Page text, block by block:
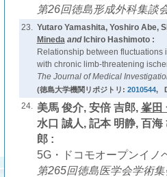
第26回徳島形成外科集談
23. Yutaro Yamashita, Yoshiro Abe,
Minedaand Ichiro Hashimoto :
Relationship between
with chronic limb-threatening
The Journal of Medical
(徳島大学機関リポジトリ: 2010544,
24. 美馬 俊介, 安倍 吉郎, 峯田
水口 誠人, 記本 明静, 百
郎 :
5G・ドコモオープンイ
第265回徳島医学会学術集